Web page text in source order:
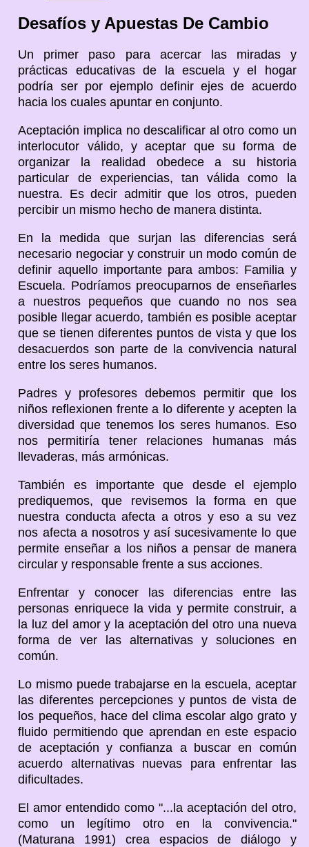
Desafíos y Apuestas De Cambio
Un primer paso para acercar las miradas y
prácticas educativas de la escuela y el hogar
podría ser por ejemplo definir ejes de acuerdo
hacia los cuales apuntar en conjunto.
Aceptación implica no descalificar al otro como un
interlocutor válido, y aceptar que su forma de
organizar la realidad obedece a su historia
particular de experiencias, tan válida como la
nuestra. Es decir admitir que los otros, pueden
percibir un mismo hecho de manera distinta.
En la medida que surjan las diferencias será
necesario negociar y construir un modo común de
definir aquello importante para ambos: Familia y
Escuela. Podríamos preocuparnos de enseñarles
a nuestros pequeños que cuando no nos sea
posible llegar acuerdo, también es posible aceptar
que se tienen diferentes puntos de vista y que los
desacuerdos son parte de la convivencia natural
entre los seres humanos.
Padres y profesores debemos permitir que los
niños reflexionen frente a lo diferente y acepten la
diversidad que tenemos los seres humanos. Eso
nos permitiría tener relaciones humanas más
llevaderas, más armónicas.
También es importante que desde el ejemplo
prediquemos, que revisemos la forma en que
nuestra conducta afecta a otros y eso a su vez
nos afecta a nosotros y así sucesivamente lo que
permite enseñar a los niños a pensar de manera
circular y responsable frente a sus acciones.
Enfrentar y conocer las diferencias entre las
personas enriquece la vida y permite construir, a
la luz del amor y la aceptación del otro una nueva
forma de ver las alternativas y soluciones en
común.
Lo mismo puede trabajarse en la escuela, aceptar
las diferentes percepciones y puntos de vista de
los pequeños, hace del clima escolar algo grato y
fluido permitiendo que aprendan en este espacio
de aceptación y confianza a buscar en común
acuerdo alternativas nuevas para enfrentar las
dificultades.
El amor entendido como "...la aceptación del otro,
como un legítimo otro en la convivencia."
(Maturana 1991) crea espacios de diálogo y